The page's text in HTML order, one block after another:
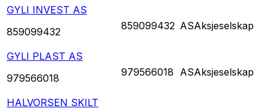
GYLI INVEST AS
859099432
859099432 ASAksjeselskap
GYLI PLAST AS
979566018
979566018 ASAksjeselskap
HALVORSEN SKILT